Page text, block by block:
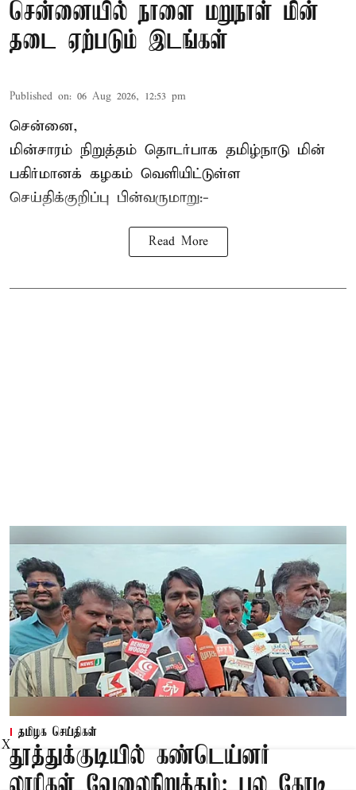
சென்னையில் நாளை மறுநாள் மின்
தடை ஏற்படும் இடங்கள்
Published on: 06 Aug 2026, 12:53 pm
சென்னை,
மின்சாரம் நிறுத்தம் தொடர்பாக தமிழ்நாடு மின்
பகிர்மானக் கழகம் வெளியிட்டுள்ள
செய்திக்குறிப்பு பின்வருமாறு:-
Read More
தமிழக செய்திகள்
தூத்துக்குடியில் கண்டெய்னர்
X